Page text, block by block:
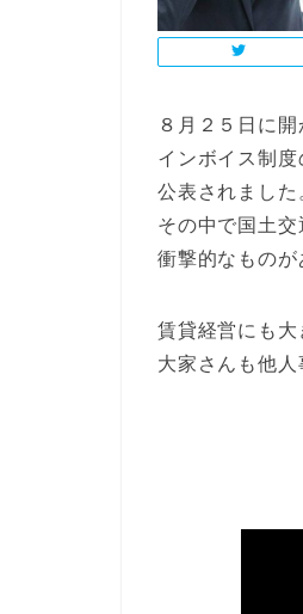
８月２５日に開
インボイス制
公表されました
その中で国土
衝撃的なものが
賃貸経営にも大
大家さんも他人